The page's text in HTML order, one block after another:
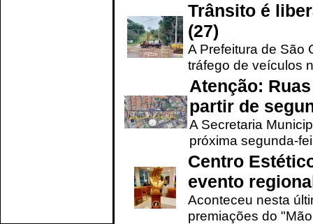
Trânsito é
(27)
A Prefeitura de São
tráfego de veículos
Atenção:
partir de
A Secretaria
próxima segunda-
Centro
evento
Aconteceu nesta
premiações do